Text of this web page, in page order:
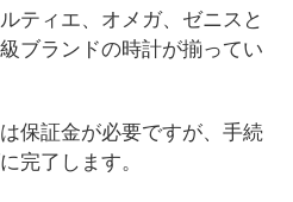
ティエ、オメガ、ゼニスと
ブランドの時計が揃ってい
保証金が必要ですが、手続
完了します。